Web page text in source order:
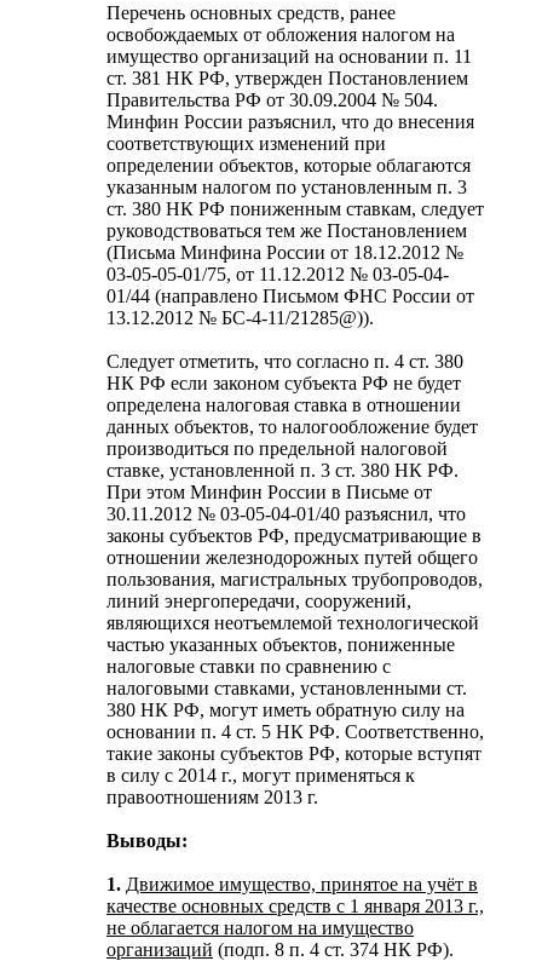
Перечень основных средств, ранее
освобождаемых от обложения налогом на
имущество организаций на основании п. 11
ст. 381 НК РФ, утвержден Постановлением
Правительства РФ от 30.09.2004 № 504.
Минфин России разъяснил, что до внесения
соответствующих изменений при
определении объектов, которые облагаются
указанным налогом по установленным п. 3
ст. 380 НК РФ пониженным ставкам, следует
руководствоваться тем же Постановлением
(Письма Минфина России от 18.12.2012 №
03-05-05-01/75, от 11.12.2012 № 03-05-04-
01/44 (направлено Письмом ФНС России от
13.12.2012 № БС-4-11/21285@)).
Следует отметить, что согласно п. 4 ст. 380
НК РФ если законом субъекта РФ не будет
определена налоговая ставка в отношении
данных объектов, то налогообложение будет
производиться по предельной налоговой
ставке, установленной п. 3 ст. 380 НК РФ.
При этом Минфин России в Письме от
30.11.2012 № 03-05-04-01/40 разъяснил, что
законы субъектов РФ, предусматривающие в
отношении железнодорожных путей общего
пользования, магистральных трубопроводов,
линий энергопередачи, сооружений,
являющихся неотъемлемой технологической
частью указанных объектов, пониженные
налоговые ставки по сравнению с
налоговыми ставками, установленными ст.
380 НК РФ, могут иметь обратную силу на
основании п. 4 ст. 5 НК РФ. Соответственно,
такие законы субъектов РФ, которые вступят
в силу с 2014 г., могут применяться к
правоотношениям 2013 г.
Выводы:
1. Движимое имущество, принятое на учёт в
качестве основных средств с 1 января 2013 г.,
не облагается налогом на имущество
организаций (подп. 8 п. 4 ст. 374 НК РФ).